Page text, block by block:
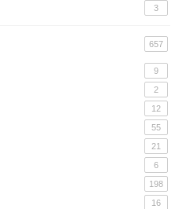
3
657
9
2
12
55
21
6
198
16